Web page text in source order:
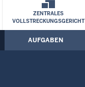
ZENTRALES
VOLLSTRECKUNGSGERICHT
AUFGABEN